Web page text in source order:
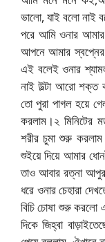
ভালো, যাই বলো নাই
পরে আমি ওনার আমার
আপনে আমার স্বপ্নের
এই বলেই ওনার
নাই উল্টা আরো শক্ত
তো পুরা পাগল হয়ে
করলাম।২ মিনিটের
শরীর চুমা শুরু
শুইয়ে দিয়ে আমার
তাও আবার রত্না
ধরে ওনার চেহারা
বিচি চোষা শুরু করলো
দিকে জিহ্বা